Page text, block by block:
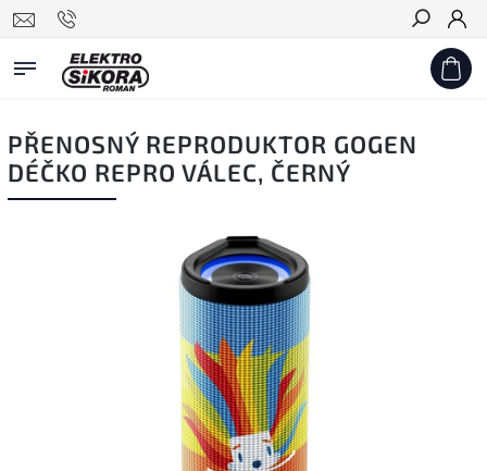
Hledat
PŘENOSNÝ REPRODUKTOR GOGEN
DÉČKO REPRO VÁLEC, ČERNÝ